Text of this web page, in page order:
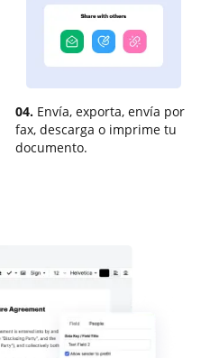
04. Envía, exporta, envía por
fax, descarga o imprime tu
documento.